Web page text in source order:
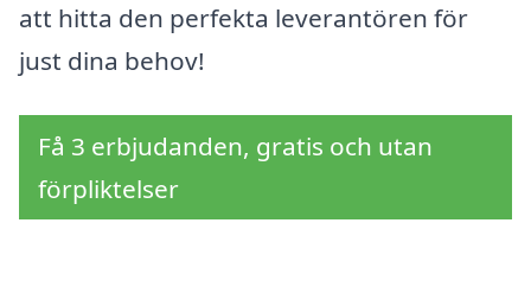
att hitta den perfekta leverantören för
just dina behov!
Få 3 erbjudanden, gratis och utan
förpliktelser